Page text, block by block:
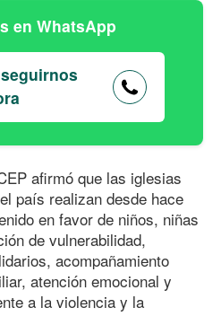
en WhatsApp
afirmó que las iglesias
país realizan desde hace
en favor de niños, niñas
de vulnerabilidad,
acompañamiento
atención emocional y
a la violencia y la